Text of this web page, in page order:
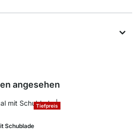
angesehen
Tiefpreis
Schublade